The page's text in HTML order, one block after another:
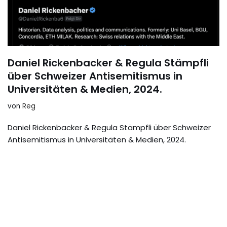
Daniel Rickenbacker & Regula Stämpfli
über Schweizer Antisemitismus in
Universitäten & Medien, 2024.
von Reg
Daniel Rickenbacker & Regula Stämpfli über Schweizer
Antisemitismus in Universitäten & Medien, 2024.